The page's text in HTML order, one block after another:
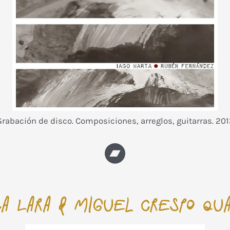
de disco. Composiciones, arreglos, guitarras.
Lara & Miguel CrespO